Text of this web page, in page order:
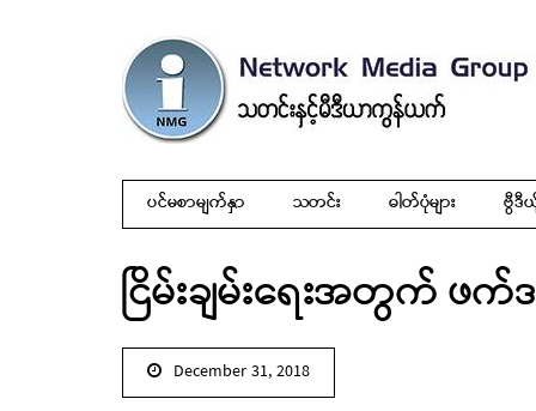
ပင်မစာမျက်နှာ သတင်း ဓါတ်ပုံများ ဗွီဒီ
ငြိမ်းချမ်းရေးအတွက် ဖ
December 31, 2018